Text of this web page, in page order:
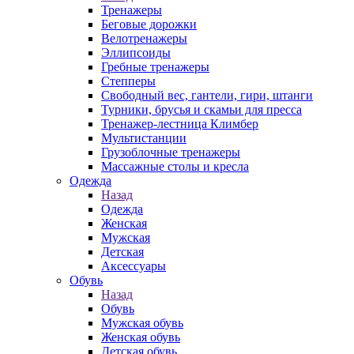
Тренажеры
Беговые дорожки
Велотренажеры
Эллипсоиды
Гребные тренажеры
Степперы
Свободный вес, гантели, гири, штанги
Турники, брусья и скамьи для пресса
Тренажер-лестница Климбер
Мультистанции
Грузоблочные тренажеры
Массажные столы и кресла
Одежда
Назад
Одежда
Женская
Мужская
Детская
Аксессуары
Обувь
Назад
Обувь
Мужская обувь
Женская обувь
Детская обувь